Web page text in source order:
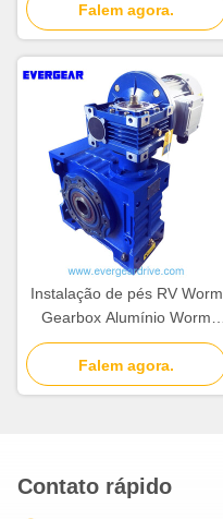
minhoca endurecido e faixa
de potência de 0,06 ~ 22kw
Falem agora.
Instalação de pés RV Worm
Gearbox Alumínio Worm
Gear Motor Alumínio
Construção Durável e leve
Automatização adequada
Falem agora.
Contato rápido